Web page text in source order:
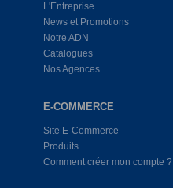
L'Entreprise
News et Promotions
Notre ADN
Catalogues
Nos Agences
E-COMMERCE
Site E-Commerce
Produits
Comment créer mon compte ?